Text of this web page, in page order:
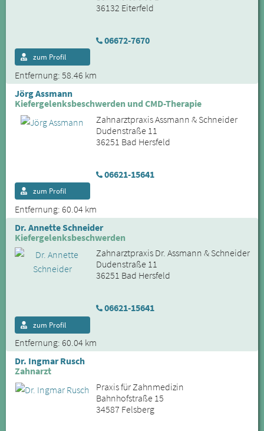
36132 Eiterfeld
06672-7670
Entfernung: 58.46 km
zum Profil
Jörg Assmann
Kiefergelenksbeschwerden und CMD-Therapie
Zahnarztpraxis Assmann & Schneider
Dudenstraße 11
36251 Bad Hersfeld
06621-15641
Entfernung: 60.04 km
zum Profil
Dr. Annette Schneider
Kiefergelenksbeschwerden
Zahnarztpraxis Dr. Assmann & Schneider
Dudenstraße 11
36251 Bad Hersfeld
06621-15641
Entfernung: 60.04 km
zum Profil
Dr. Ingmar Rusch
Zahnarzt
Praxis für Zahnmedizin
Bahnhofstraße 15
34587 Felsberg